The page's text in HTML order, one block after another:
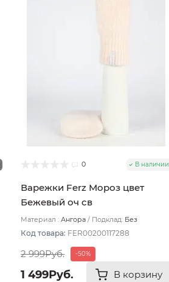
0 В наличии
Варежки Ferz Мороз цвет
Бежевый оч св
Материал : Ангора Подклад: Без
Код товара: FER00200117288
2 999Руб. -50%
1 499Руб. В корзину